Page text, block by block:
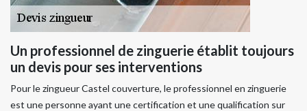
Un professionnel de zinguerie établit toujours
un devis pour ses interventions
Pour le zingueur Castel couverture, le professionnel en zinguerie
est une personne ayant une certification et une qualification sur